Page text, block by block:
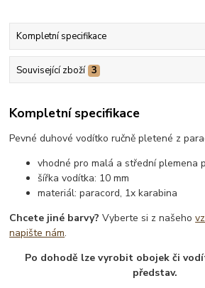
Kompletní specifikace
Související zboží 3
Kompletní specifikace
Pevné duhové vodítko ručně pletené z
vhodné pro malá a střední plemena
šířka vodítka: 10 mm
materiál: paracord, 1x karabina
Chcete jiné barvy? Vyberte si z našeho
napište nám.
Po dohodě lze vyrobit obojek či
představ.